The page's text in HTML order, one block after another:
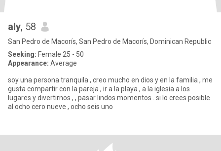
aly, 58
San Pedro de Macorís, San Pedro de Macorís, Dominican Republic
Seeking: Female 25 - 50
Appearance: Average
soy una persona tranquila , creo mucho en dios y en la familia , me
gusta compartir con la pareja , ir a la playa , a la iglesia a los
lugares y divertirnos , , pasar lindos momentos . si lo crees posible
al ocho cero nueve , ocho seis uno